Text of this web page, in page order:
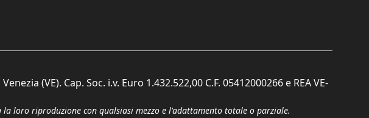
(VE). Cap. Soc. i.v. Euro 1.432.522,00 C.F. 05412000266 e REA VE-
loro riproduzione con qualsiasi mezzo e l'adattamento totale o parziale.